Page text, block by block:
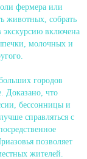
фермера или
животных, собрать
включена
молочных и
городов
Доказано, что
бессонницы и
справляться с
позволяет
жителей.